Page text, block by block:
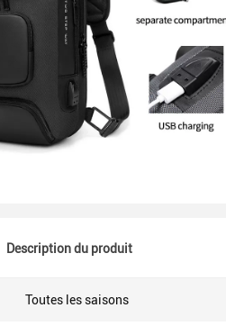
Description du produit
Toutes les saisons